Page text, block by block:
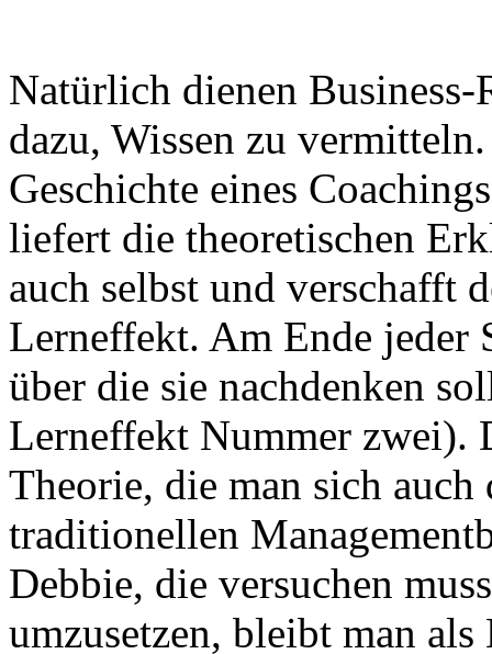
Natürlich dienen
dazu, Wissen zu
Geschichte eines
liefert die theoretischen
auch selbst und verschafft
Lerneffekt. Am Ende jeder
über die sie nachdenken
Lerneffekt Nummer zwei).
Theorie, die man sich
traditionellen
Debbie, die versuchen
umzusetzen, bleibt man